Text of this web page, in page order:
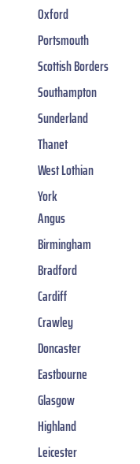
Oxford
Portsmouth
Scottish Borders
Southampton
Sunderland
Thanet
West Lothian
York
Angus
Birmingham
Bradford
Cardiff
Crawley
Doncaster
Eastbourne
Glasgow
Highland
Leicester